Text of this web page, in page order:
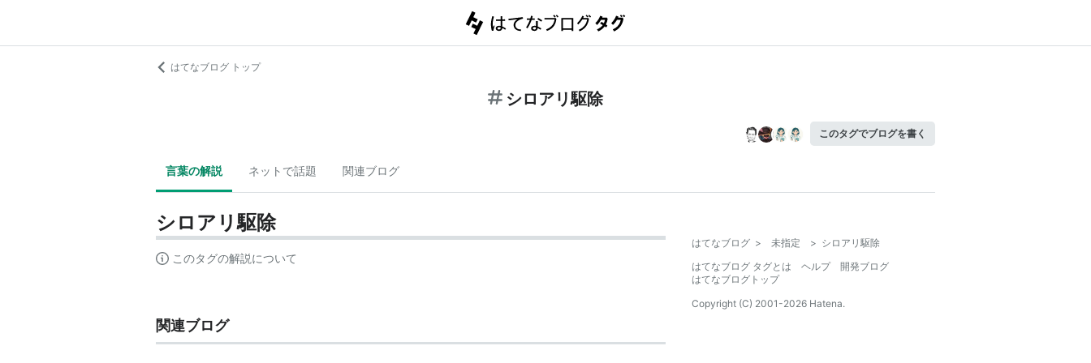
はてなブログ トップ
シロアリ駆除
このタグでブログを書く
言葉の解説 ネットで話題 関連ブログ
シロアリ駆除
このタグの解説について
関連ブログ
はてなブログ > 未指定 > シロアリ駆除
はてなブログ タグとは
ヘルプ
開発ブログ
はてなブログトップ
Copyright (C) 2001-2026 Hatena.